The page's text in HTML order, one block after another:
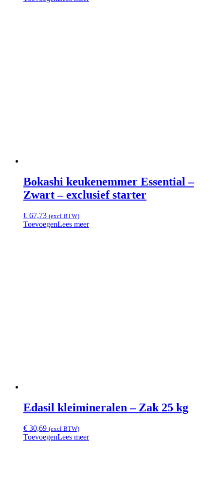
Bokashi keukenemmer Essential –
Zwart – exclusief starter
€ 67,73 (excl BTW)
ToevoegenLees meer
Edasil kleimineralen – Zak 25 kg
€ 30,69 (excl BTW)
ToevoegenLees meer